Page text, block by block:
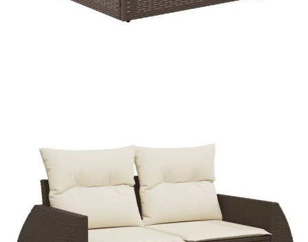
Време за доставка: 5 до 9 дни
EAN code:
8721102415463
Височина на седалката от
Височина на подлакътника от
земята:
55 см
Размери на седалката:
55 x 55 cм (Ш x Д)
Размери на възглавницата за
облягане:
55 x 45 x 13 см (Д х Ш x Деб)